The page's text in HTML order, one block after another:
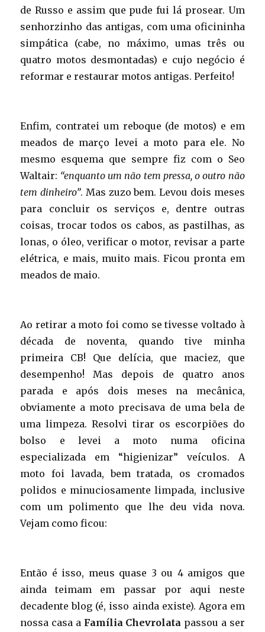
de Russo e assim que pude fui lá prosear. Um
senhorzinho das antigas, com uma oficininha
simpática (cabe, no máximo, umas três ou
quatro motos desmontadas) e cujo negócio é
reformar e restaurar motos antigas. Perfeito!
Enfim, contratei um reboque (de motos) e em
meados de março levei a moto para ele. No
mesmo esquema que sempre fiz com o Seo
Waltair: “enquanto um não tem pressa, o outro não
tem dinheiro”. Mas zuzo bem. Levou dois meses
para concluir os serviços e, dentre outras
coisas, trocar todos os cabos, as pastilhas, as
lonas, o óleo, verificar o motor, revisar a parte
elétrica, e mais, muito mais. Ficou pronta em
meados de maio.
Ao retirar a moto foi como se tivesse voltado à
década de noventa, quando tive minha
primeira CB! Que delícia, que maciez, que
desempenho! Mas depois de quatro anos
parada e após dois meses na mecânica,
obviamente a moto precisava de uma bela de
uma limpeza. Resolvi tirar os escorpiões do
bolso e levei a moto numa oficina
especializada em “higienizar” veículos. A
moto foi lavada, bem tratada, os cromados
polidos e minuciosamente limpada, inclusive
com um polimento que lhe deu vida nova.
Vejam como ficou:
Então é isso, meus quase 3 ou 4 amigos que
ainda teimam em passar por aqui neste
decadente blog (é, isso ainda existe). Agora em
nossa casa a Família Chevrolata passou a ser